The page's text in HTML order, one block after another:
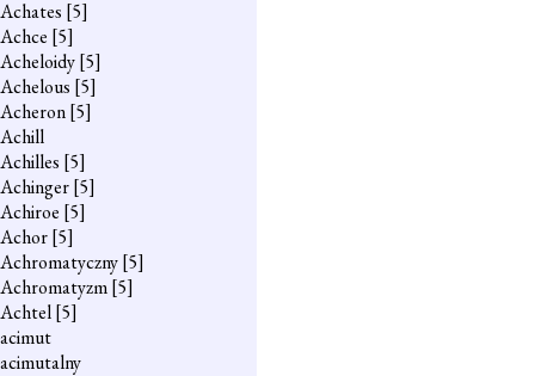
Achates [5]
Achce [5]
Acheloidy[5]
Achelous [5]
Acheron[5]
Achill
Achilles [5]
Achinger[5]
Achiroe [5]
Achor[5]
Achromatyczny[5]
Achromatyzm[5]
Achtel[5]
acimut
acimutalny